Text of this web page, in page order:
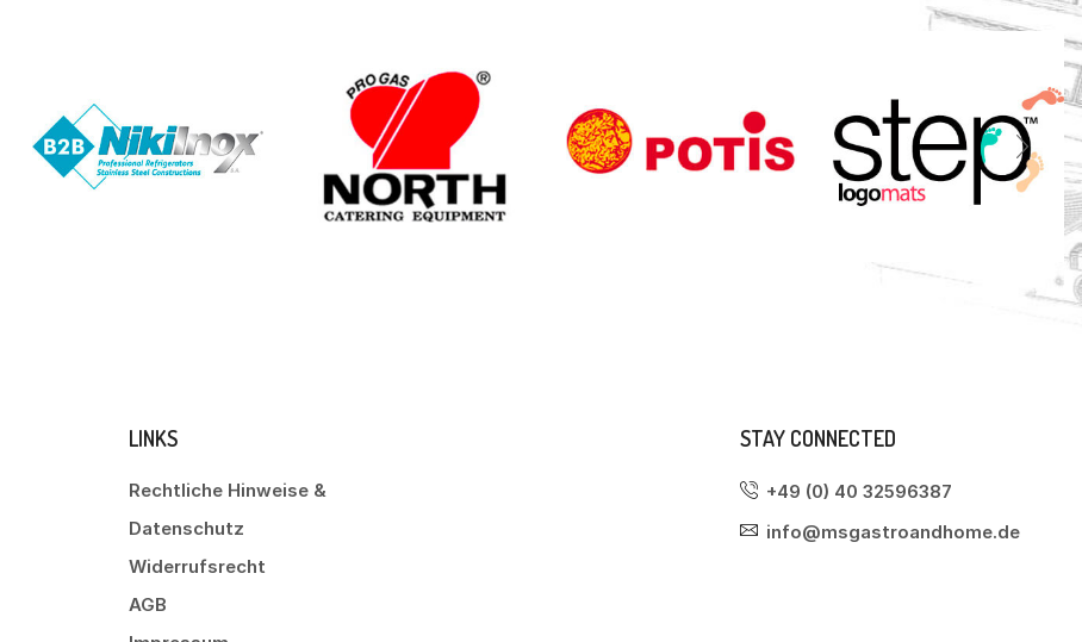
LINKS
Rechtliche Hinweise &
Datenschutz
Widerrufsrecht
AGB
STAY CONNECTED
+49 (0) 40 32596387
info@msgastroandhome.de